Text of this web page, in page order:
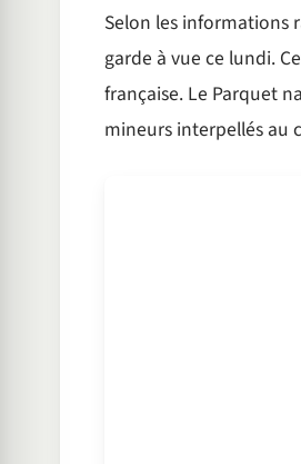
Selon les informations
garde à vue ce lundi.
française. Le Parquet
mineurs interpellés au